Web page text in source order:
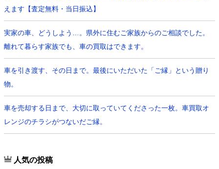
えます【査定無料・当日振込】
実家の車、どうしよう…。県外に住むご家族からのご相談でした。
離れて暮らす家族でも、車の買取はできます。
車を引き渡す、その日まで。最後にいただいた「ご縁」という贈り
物。
車を売却する日まで、大切に取っていてくださった一枚。車買取オ
レンジのチラシがつないだご縁。
人気の投稿